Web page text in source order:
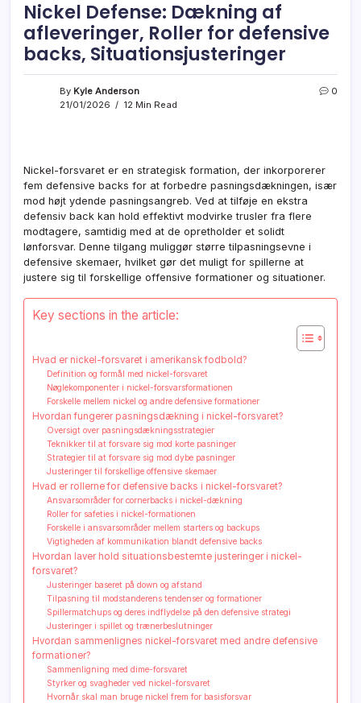
Nickel Defense: Dækning af
afleveringer, Roller for defensive
backs, Situationsjusteringer
By Kyle Anderson
21/01/2026
12 Min Read
0
Nickel-forsvaret er en strategisk formation, der inkorporerer
fem defensive backs for at forbedre pasningsdækningen, især
mod højt ydende pasningsangreb. Ved at tilføje en ekstra
defensiv back kan hold effektivt modvirke trusler fra flere
modtagere, samtidig med at de opretholder et solidt
lønforsvar. Denne tilgang muliggør større tilpasningsevne i
defensive skemaer, hvilket gør det muligt for spillerne at
justere sig til forskellige offensive formationer og situationer.
Key sections in the article:
Hvad er nickel-forsvaret i amerikansk fodbold?
Definition og formål med nickel-forsvaret
Nøglekomponenter i nickel-forsvarsformationen
Forskelle mellem nickel og andre defensive formationer
Hvordan fungerer pasningsdækning i nickel-forsvaret?
Oversigt over pasningsdækningsstrategier
Teknikker til at forsvare sig mod korte pasninger
Strategier til at forsvare sig mod dybe pasninger
Justeringer til forskellige offensive skemaer
Hvad er rollerne for defensive backs i nickel-forsvaret?
Ansvarsområder for cornerbacks i nickel-dækning
Roller for safeties i nickel-formationen
Forskelle i ansvarsområder mellem starters og backups
Vigtigheden af kommunikation blandt defensive backs
Hvordan laver hold situationsbestemte justeringer i nickel-
forsvaret?
Justeringer baseret på down og afstand
Tilpasning til modstanderens tendenser og formationer
Spillermatchups og deres indflydelse på den defensive strategi
Justeringer i spillet og trænerbeslutninger
Hvordan sammenlignes nickel-forsvaret med andre defensive
formationer?
Sammenligning med dime-forsvaret
Styrker og svagheder ved nickel-forsvaret
Hvornår skal man bruge nickel frem for basisforsvar